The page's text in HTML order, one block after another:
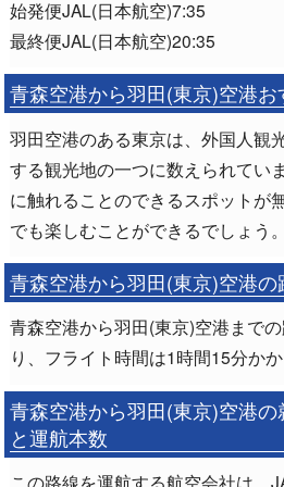
始発便JAL(日本航空)7:35
最終便JAL(日本航空)20:35
青森空港から羽田(東京)空港
羽田空港のある東京は、外国人観
する観光地の一つに数えられてい
に触れることのできるスポットが
でも楽しむことができるでしょう。
青森空港から羽田(東京)空港
青森空港から羽田(東京)空港まで
り、フライト時間は1時間15分かか
青森空港から羽田(東京)空港
と運航本数
この路線を運航する航空会社は、